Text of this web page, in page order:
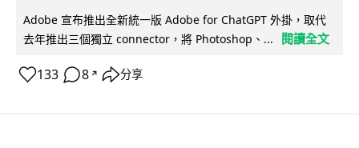
Adobe 宣布推出全新統一版 Adobe for ChatGPT 外掛，取代
去年推出三個獨立 connector，將 Photoshop、...
閱讀全文
133 8 ↗ 分享